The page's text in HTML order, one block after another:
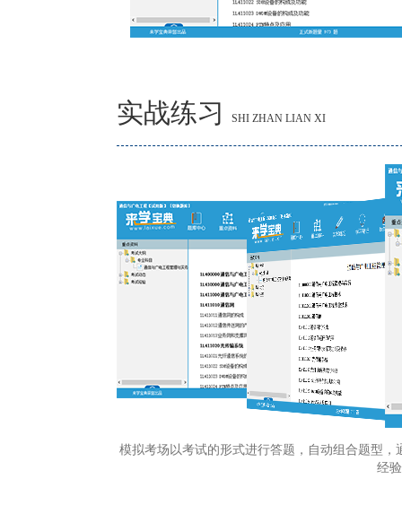
实战练习 SHI ZHAN LIAN XI
模拟考场以考试的形式进行答题，自动组合题型
经